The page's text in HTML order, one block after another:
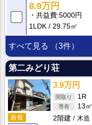
8.9万円
共益費 5000円
1LDK
29.75㎡
すべて見る （3件）
第二みどり荘
新着
3.9万円
1R
13㎡
2階建
木造